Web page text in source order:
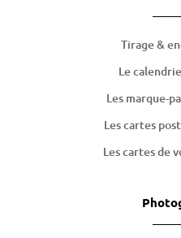
Tirage &
Le
Les marque-
Les cartes
Les cartes de